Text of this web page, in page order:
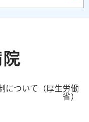
について（厚生労働
省）